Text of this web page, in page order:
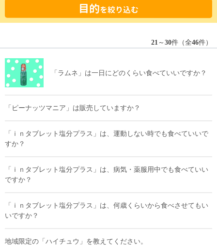
目的を絞り込む
21 ～ 30件（全46件）
「ラムネ」は一日にどのくらい食べていいですか？
「ピーナッツマニア」は販売していますか？
「ｉｎタブレット塩分プラス」は、運動しない時でも食べていいで
すか？
「ｉｎタブレット塩分プラス」は、病気・薬服用中でも食べていい
ですか？
「ｉｎタブレット塩分プラス」は、何歳くらいから食べさせてもい
いですか？
地域限定の「ハイチュウ」を教えてください。